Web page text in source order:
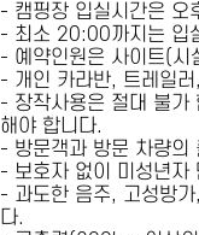
- 캠핑장 입실시간은 오
- 최소 20:00까지는 입
- 예약인원은 사이트(시
- 개인 카라반, 트레일
- 장작사용은 절대 불가
해야 합니다.
- 방문객과 방문 차량의
- 보호자 없이 미성년자
- 과도한 음주, 고성방
다.